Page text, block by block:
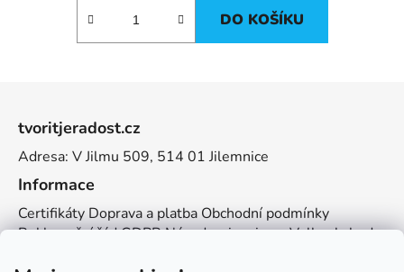
DO KOŠÍKU
tvoritjeradost.cz
Adresa: V Jilmu 509, 514 01 Jilemnice
Informace
Certifikáty Doprava a platba Obchodní podmínky
Reklamační řádGDPRNávody a inspiraceVelkoobchod